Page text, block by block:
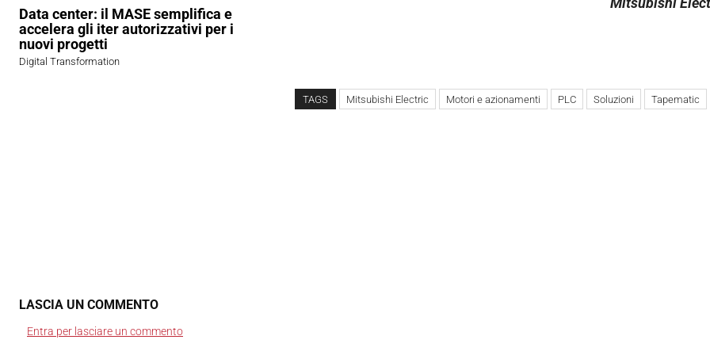
Data center: il MASE semplifica e
accelera gli iter autorizzativi per i
nuovi progetti
Digital Transformation
TAGS Mitsubishi Electric Motori e azionamenti PLC Soluzioni Tapematic
LASCIA UN COMMENTO
Entra per lasciare un commento